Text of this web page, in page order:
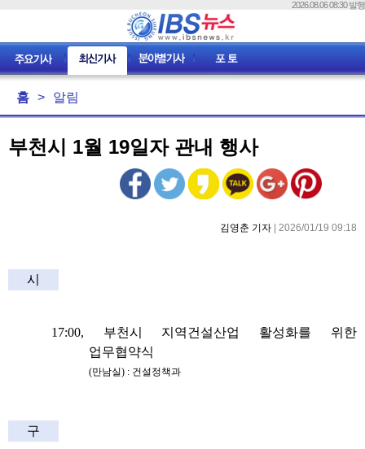
2026.08.06 08:30 발행
홈 > 알림
부천시 1월 19일자 관내 행사
김영춘 기자 | 2026/01/19 09:18
시
17:00, 부천시 지역건설산업 활성화를 위한
업무협약식
(만남실) : 건설정책과
구